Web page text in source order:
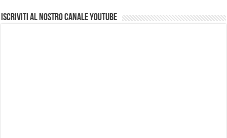
Iscriviti al nostro Canale Youtube